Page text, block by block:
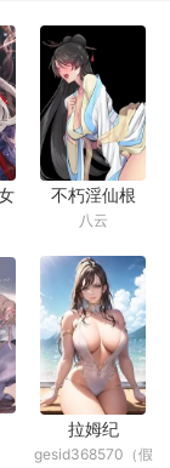
不朽淫仙根
八云
拉姆纪
gesid368570（假